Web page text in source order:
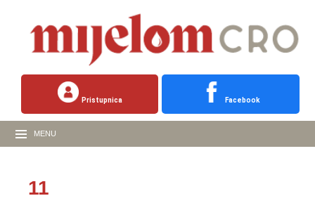
Pristupnica Facebook
MENU
11